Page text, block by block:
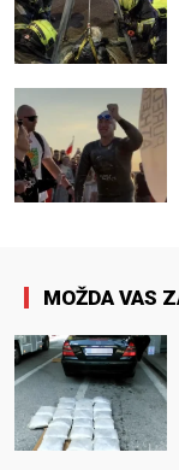
MOŽDA VAS